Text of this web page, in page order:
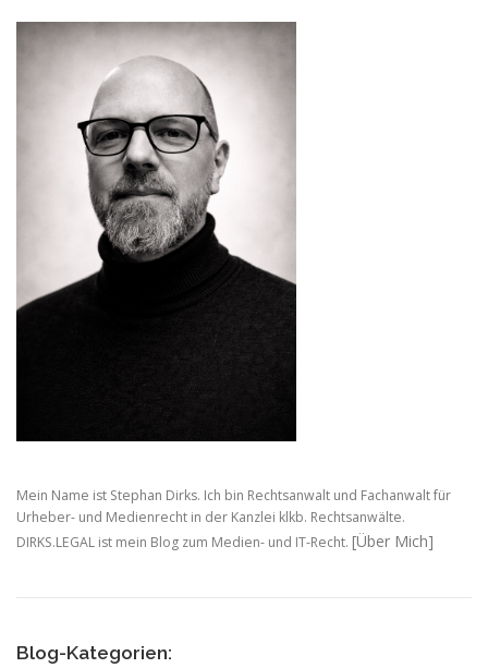
Mein Name ist Stephan Dirks. Ich bin Rechtsanwalt und Fachanwalt für
Urheber- und Medienrecht in der Kanzlei klkb. Rechtsanwälte.
DIRKS.LEGAL ist mein Blog zum Medien- und IT-Recht. [Über Mich]
Blog-Kategorien: